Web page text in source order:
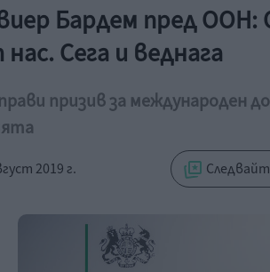
Бардем пред
Сега и веднага
призив за международен
2019 г.